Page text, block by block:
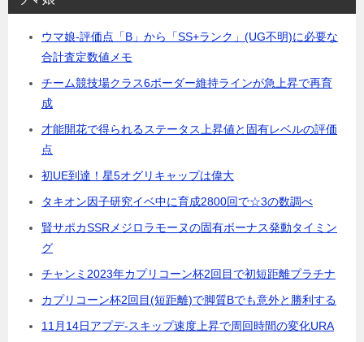
ウマ娘-評価点「B」から「SS+ランク」(UG不明)に必要な
合計査定数値メモ
チーム競技場クラス6ボーダー維持ラインが急上昇で再育
成
才能開花で得られるステータス上昇値と固有レベルの評価
点
初UE到達！星5オグリキャップは偉大
タキオン因子研究イベ中に育成2800回で☆3の数調べ
賢サポカSSRメジロラモーヌの固有ボーナス発動タイミン
グ
チャンミ2023年カプリコーン杯2回目で初短距離プラチナ
カプリコーン杯2回目(短距離)で脚質Bでも意外と勝利する
11月14日アプデ-スキップ速度上昇で周回時間の変化URA